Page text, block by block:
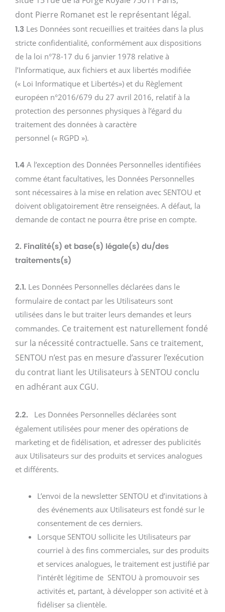
dont Pierre Romanet est le représentant légal.
1.3 Les Données sont recueillies et traitées dans la plus
stricte confidentialité, conformément aux dispositions
de la loi n°78-17 du 6 janvier 1978 relative à
l’Informatique, aux fichiers et aux libertés modifiée
(« Loi Informatique et Libertés») et du Règlement
européen n°2016/679 du 27 avril 2016, relatif à la
protection des personnes physiques à l’égard du
traitement des données à caractère
personnel (« RGPD »).
1.4 A l’exception des Données Personnelles identifiées
comme étant facultatives, les Données Personnelles
sont nécessaires à la mise en relation avec SENTOU et
doivent obligatoirement être renseignées. A défaut, la
demande de contact ne pourra être prise en compte.
2. Finalité(s) et base(s) légale(s) du/des
traitements(s)
2.1. Les Données Personnelles déclarées dans le
formulaire de contact par les Utilisateurs sont
utilisées dans le but traiter leurs demandes et leurs
commandes. Ce traitement est naturellement fondé
sur la nécessité contractuelle. Sans ce traitement,
SENTOU n’est pas en mesure d’assurer l’exécution
du contrat liant les Utilisateurs à SENTOU conclu
en adhérant aux CGU.
2.2.
Les Données Personnelles déclarées sont
également utilisées pour mener des opérations de
marketing et de fidélisation, et adresser des publicités
aux Utilisateurs sur des produits et services analogues
et différents.
L’envoi de la newsletter SENTOU et d’invitations à
des événements aux Utilisateurs est fondé sur le
consentement de ces derniers.
Lorsque SENTOU sollicite les Utilisateurs par
courriel à des fins commerciales, sur des produits
et services analogues, le traitement est justifié par
l’intérêt légitime de SENTOU à promouvoir ses
activités et, partant, à développer son activité et à
fidéliser sa clientèle.